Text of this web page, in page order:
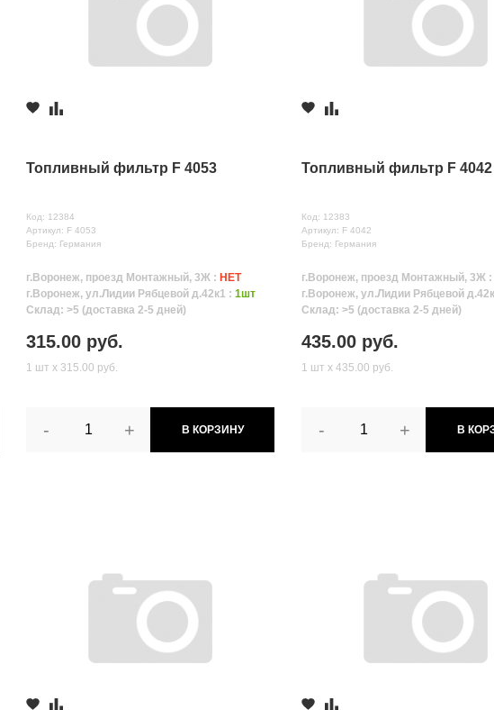
Топливный фильтр F 4053
Код: 12384
Артикул: F 4053
Бренд: Германия
г.Воронеж, проезд Монтажный, 3Ж : НЕТ
г.Воронеж, ул.Лидии Рябцевой д.42к1 :1шт
Склад: >5 (доставка 2-5 дней)
315.00 руб.
1 шт х 315.00 руб.
- + В КОРЗИНУ
Топливный фильтр F 4042
Код: 12383
Артикул: F 4042
Бренд: Германия
г.Воронеж, проезд Монтажный, 3Ж
г.Воронеж, ул.Лидии Рябцевой
Склад: >5 (доставка 2-5 дней)
435.00 руб.
1 шт х 435.00 руб.
- + В